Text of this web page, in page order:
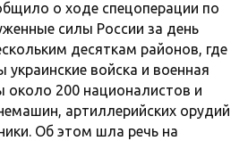
о ходе спецоперации по
силы России за день
десяткам районов, где
войска и военная
около 200 националистов и
артиллерийских орудий
Об этом шла речь на